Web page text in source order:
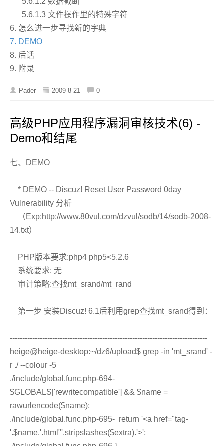
5.6.1.3 文件操作里的特殊字符
6. 怎么进一步寻找新的字典
7. DEMO
8. 后话
9. 附录
Pader 2009-8-21 0
高级PHP应用程序漏洞审核技术(6) -
Demo和结尾
七、DEMO
* DEMO -- Discuz! Reset User Password 0day
Vulnerability 分析
（Exp:http://www.80vul.com/dzvul/sodb/14/sodb-2008-
14.txt）
PHP版本要求:php4 php5<5.2.6
系统要求: 无
审计策略:查找mt_srand/mt_rand
第一步 安装Discuz! 6.1后利用grep查找mt_srand得到：
-------------------------------------------------------------------------------
heige@heige-desktop:~/dz6/upload$ grep -in 'mt_srand' -
r ./ --colour -5
./include/global.func.php-694-
$GLOBALS['rewritecompatible'] && $name =
rawurlencode($name);
./include/global.func.php-695- return '<a href="tag-
'.$name.'.html"'.stripslashes($extra).'>';